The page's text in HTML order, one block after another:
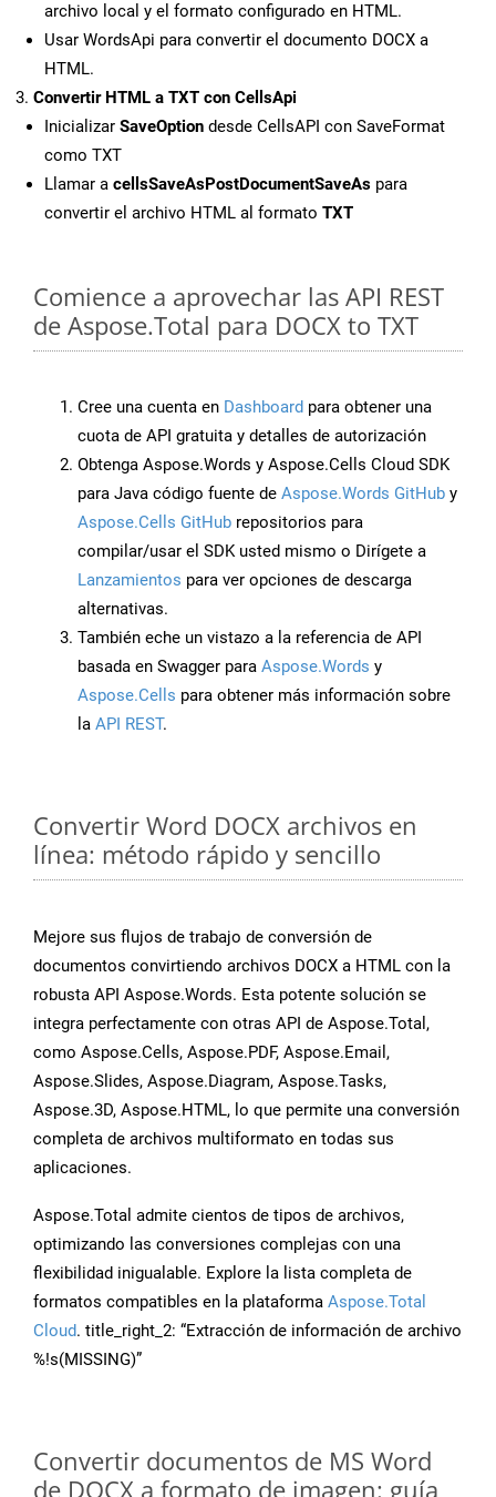
archivo local y el formato configurado en HTML.
Usar WordsApi para convertir el documento DOCX a
HTML.
Convertir HTML a TXT con CellsApi
Inicializar SaveOption desde CellsAPI con SaveFormat
como TXT
Llamar a cellsSaveAsPostDocumentSaveAs para
convertir el archivo HTML al formato TXT
Comience a aprovechar las API REST
de Aspose.Total para DOCX to TXT
Cree una cuenta en Dashboard para obtener una
cuota de API gratuita y detalles de autorización
Obtenga Aspose.Words y Aspose.Cells Cloud SDK
para Java código fuente de Aspose.Words GitHub y
Aspose.Cells GitHub repositorios para
compilar/usar el SDK usted mismo o Dirígete a
Lanzamientos para ver opciones de descarga
alternativas.
También eche un vistazo a la referencia de API
basada en Swagger para Aspose.Words y
Aspose.Cells para obtener más información sobre
la API REST.
Convertir Word DOCX archivos en
línea: método rápido y sencillo
Mejore sus flujos de trabajo de conversión de
documentos convirtiendo archivos DOCX a HTML con la
robusta API Aspose.Words. Esta potente solución se
integra perfectamente con otras API de Aspose.Total,
como Aspose.Cells, Aspose.PDF, Aspose.Email,
Aspose.Slides, Aspose.Diagram, Aspose.Tasks,
Aspose.3D, Aspose.HTML, lo que permite una conversión
completa de archivos multiformato en todas sus
aplicaciones.
Aspose.Total admite cientos de tipos de archivos,
optimizando las conversiones complejas con una
flexibilidad inigualable. Explore la lista completa de
formatos compatibles en la plataforma Aspose.Total
Cloud. title_right_2: “Extracción de información de archivo
%!s(MISSING)”
Convertir documentos de MS Word
de DOCX a formato de imagen: guía